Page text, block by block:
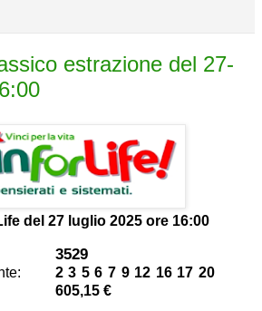
estrazione del 27-
del 27 luglio 2025 ore 16:00
3529
2 3 5 6 7 9 12 16 17 20
605,15 €